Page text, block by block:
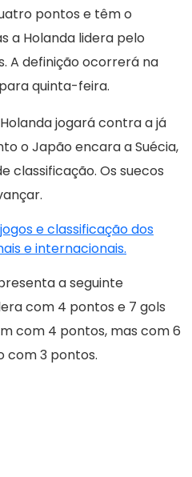
pontos e têm o
a Holanda lidera pelo
A definição ocorrerá na
quinta-feira.
jogará contra a já
o Japão encara a Suécia,
classificação. Os suecos
e classificação dos
e internacionais.
a seguinte
com 4 pontos e 7 gols
com 4 pontos, mas com 6
com 3 pontos.